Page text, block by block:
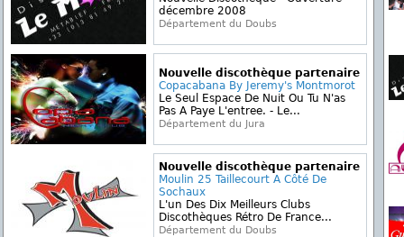
décembre 2008
Département du Doubs
Nouvelle discothèque partenaire
Copacabana By Jeremy's Montmorot
Le Seul Espace De Nuit Ou Tu N'as
Pas A Paye L'entree. - Le...
Département du Jura
Nouvelle discothèque partenaire
Moulin 25 Taillecourt A Côté De
Sochaux
L'un Des Dix Meilleurs Clubs
Discothèques Rétro De France...
Département du Doubs